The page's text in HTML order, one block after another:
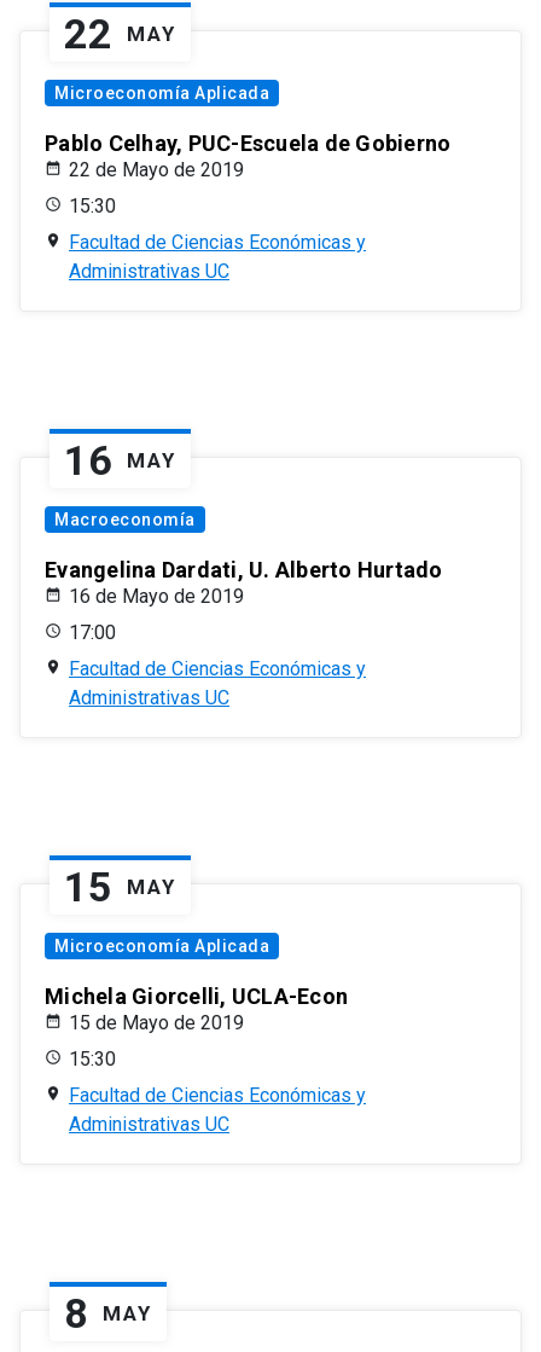
22 MAY
Microeconomía Aplicada
Pablo Celhay, PUC-Escuela de Gobierno
22 de Mayo de 2019
15:30
Facultad de Ciencias Económicas y
Administrativas UC
16 MAY
Macroeconomía
Evangelina Dardati, U. Alberto Hurtado
16 de Mayo de 2019
17:00
Facultad de Ciencias Económicas y
Administrativas UC
15 MAY
Microeconomía Aplicada
Michela Giorcelli, UCLA-Econ
15 de Mayo de 2019
15:30
Facultad de Ciencias Económicas y
Administrativas UC
8 MAY